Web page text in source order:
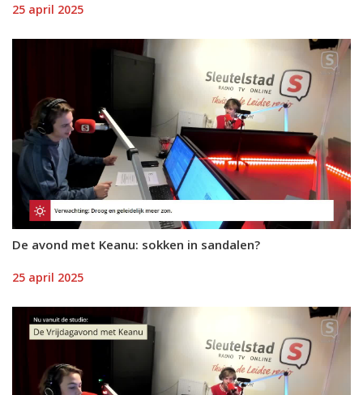
25 april 2025
De avond met Keanu: sokken in sandalen?
25 april 2025